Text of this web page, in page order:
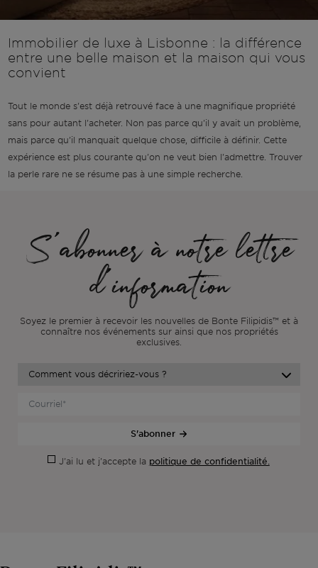
Immobilier de luxe à Lisbonne : la différence
entre une belle maison et la maison qui vous
convient
Tout le monde s'est déjà retrouvé face à une magnifique propriété
sans pour autant l'acheter. Non pas parce qu'il y avait un problème,
mais parce qu'il manquait quelque chose, difficile à définir. Cette
expérience est plus courante qu'on ne veut bien l'admettre. Trouver
la perle rare ne se résume pas à une simple recherche.
S'abonner à notre lettre
d'information
Soyez le premier à recevoir les nouvelles de Bonte Filipidis™ et à
connaître nos événements sur ainsi que nos propriétés
exclusives.
S'abonner
J'ai lu et j'accepte la politique de confidentialité.